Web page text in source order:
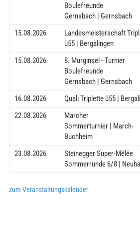
Boulefreunde
Gernsbach | Gernsbach
15.08.2026
Landesmeisterschaft
ü55 | Bergalingen
15.08.2026
8. Murginsel - Turnier
Boulefreunde
Gernsbach | Gernsbach
16.08.2026
Quali Triplette ü55 |
22.08.2026
Marcher
Sommerturnier | March-
Buchheim
23.08.2026
Steinegger Super-Mêlée
Sommerrunde 6/8 |
zum Veranstaltungskalender